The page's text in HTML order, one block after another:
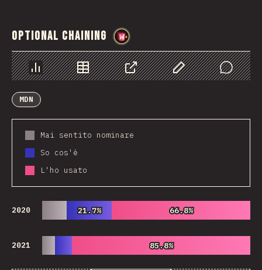
Optional Chaining
Grafico Dati CondividerePersonalizza i dati
Comments
MDN
Mai sentito nominare
So cos'è
L'ho usato
2020 21.7%
21.7% 66.8%
66.8%
2021 85.8%
85.8%